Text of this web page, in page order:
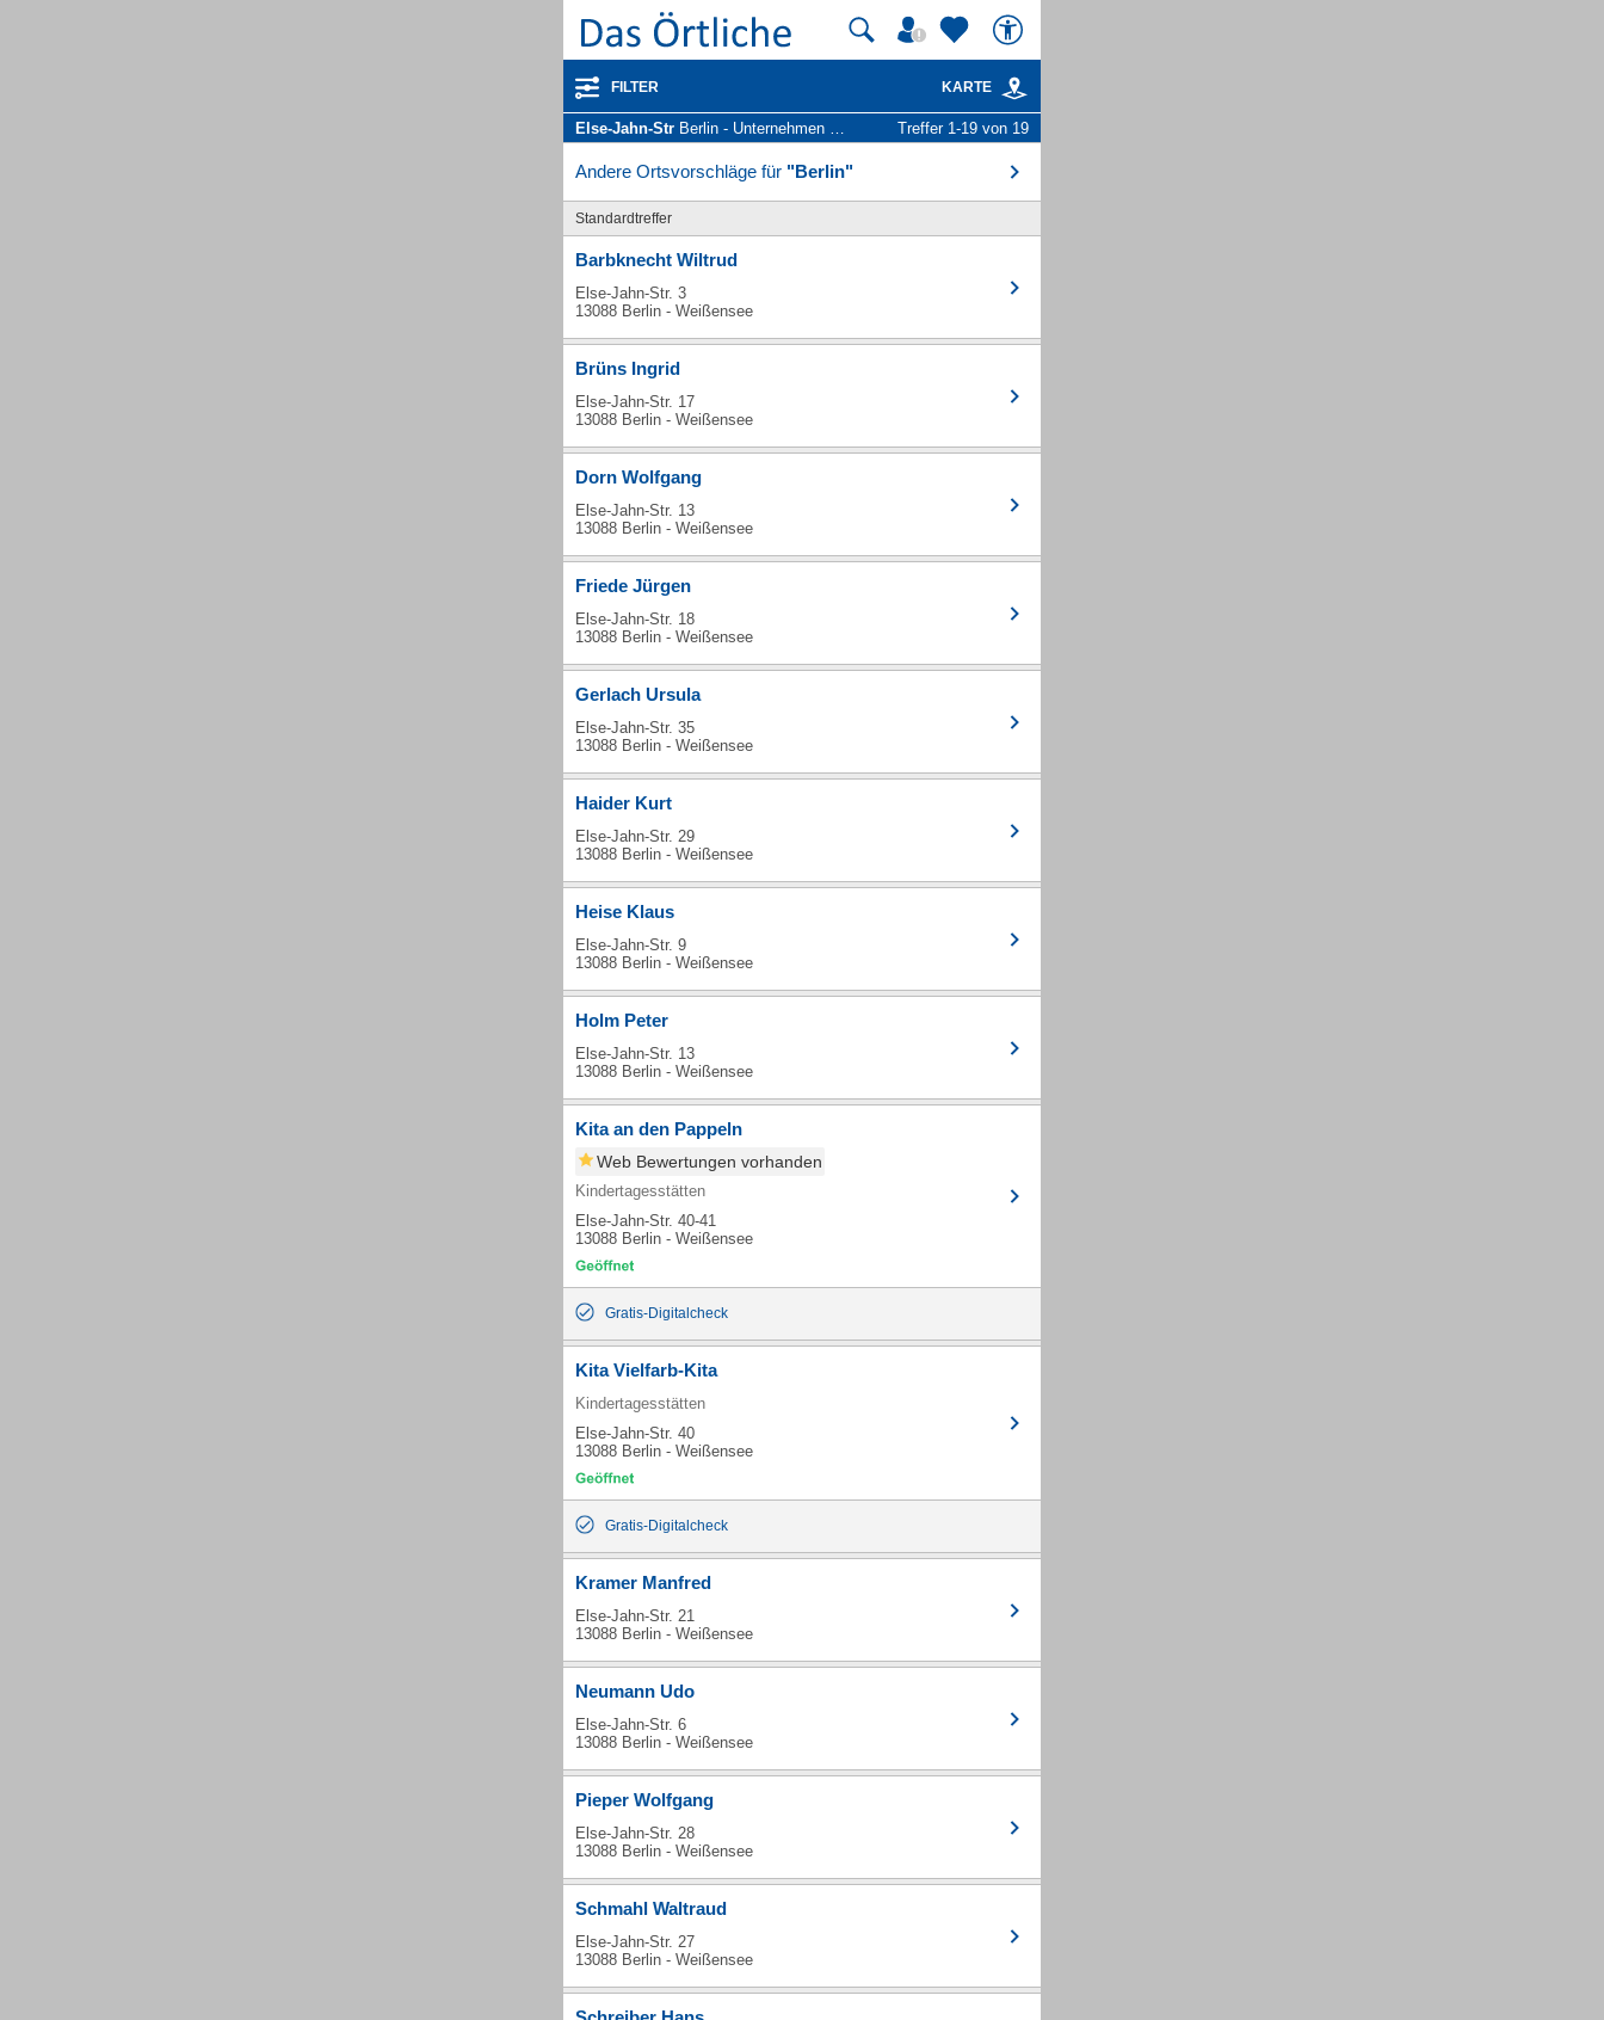
FILTER KARTE
Else-Jahn-Str Berlin - Unternehmen und Personen Treffer 1-19 von 19
Andere Ortsvorschläge für "Berlin"
Standardtreffer
Barbknecht Wiltrud
Else-Jahn-Str. 3
13088 Berlin - Weißensee
Brüns Ingrid
Else-Jahn-Str. 17
13088 Berlin - Weißensee
Dorn Wolfgang
Else-Jahn-Str. 13
13088 Berlin - Weißensee
Friede Jürgen
Else-Jahn-Str. 18
13088 Berlin - Weißensee
Gerlach Ursula
Else-Jahn-Str. 35
13088 Berlin - Weißensee
Haider Kurt
Else-Jahn-Str. 29
13088 Berlin - Weißensee
Heise Klaus
Else-Jahn-Str. 9
13088 Berlin - Weißensee
Holm Peter
Else-Jahn-Str. 13
13088 Berlin - Weißensee
Kita an den Pappeln
Web Bewertungen vorhanden
Kindertagesstätten
Else-Jahn-Str. 40-41
13088 Berlin - Weißensee
Gratis-Digitalcheck
Kita Vielfarb-Kita
Kindertagesstätten
Else-Jahn-Str. 40
13088 Berlin - Weißensee
Gratis-Digitalcheck
Kramer Manfred
Else-Jahn-Str. 21
13088 Berlin - Weißensee
Neumann Udo
Else-Jahn-Str. 6
13088 Berlin - Weißensee
Pieper Wolfgang
Else-Jahn-Str. 28
13088 Berlin - Weißensee
Schmahl Waltraud
Else-Jahn-Str. 27
13088 Berlin - Weißensee